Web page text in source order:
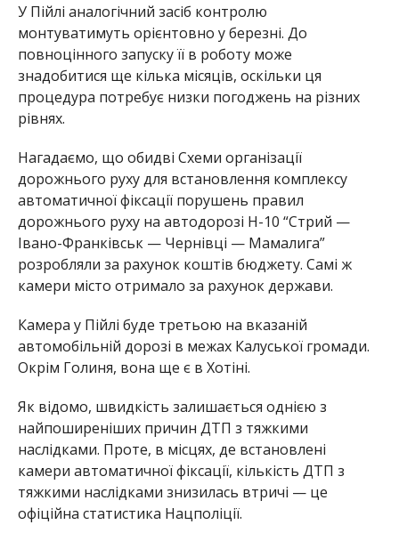
У Пійлі аналогічний засіб контролю
монтуватимуть орієнтовно у березні. До
повноцінного запуску її в роботу може
знадобитися ще кілька місяців, оскільки ця
процедура потребує низки погоджень на різних
рівнях.
Нагадаємо, що обидві Схеми організації
дорожнього руху для встановлення комплексу
автоматичної фіксації порушень правил
дорожнього руху на автодорозі Н-10 “Стрий —
Івано-Франківськ — Чернівці — Мамалига”
розробляли за рахунок коштів бюджету. Самі ж
камери місто отримало за рахунок держави.
Камера у Пійлі буде третьою на вказаній
автомобільній дорозі в межах Калуської громади.
Окрім Голиня, вона ще є в Хотіні.
Як відомо, швидкість залишається однією з
найпоширеніших причин ДТП з тяжкими
наслідками. Проте, в місцях, де встановлені
камери автоматичної фіксації, кількість ДТП з
тяжкими наслідками знизилась втричі — це
офіційна статистика Нацполіції.